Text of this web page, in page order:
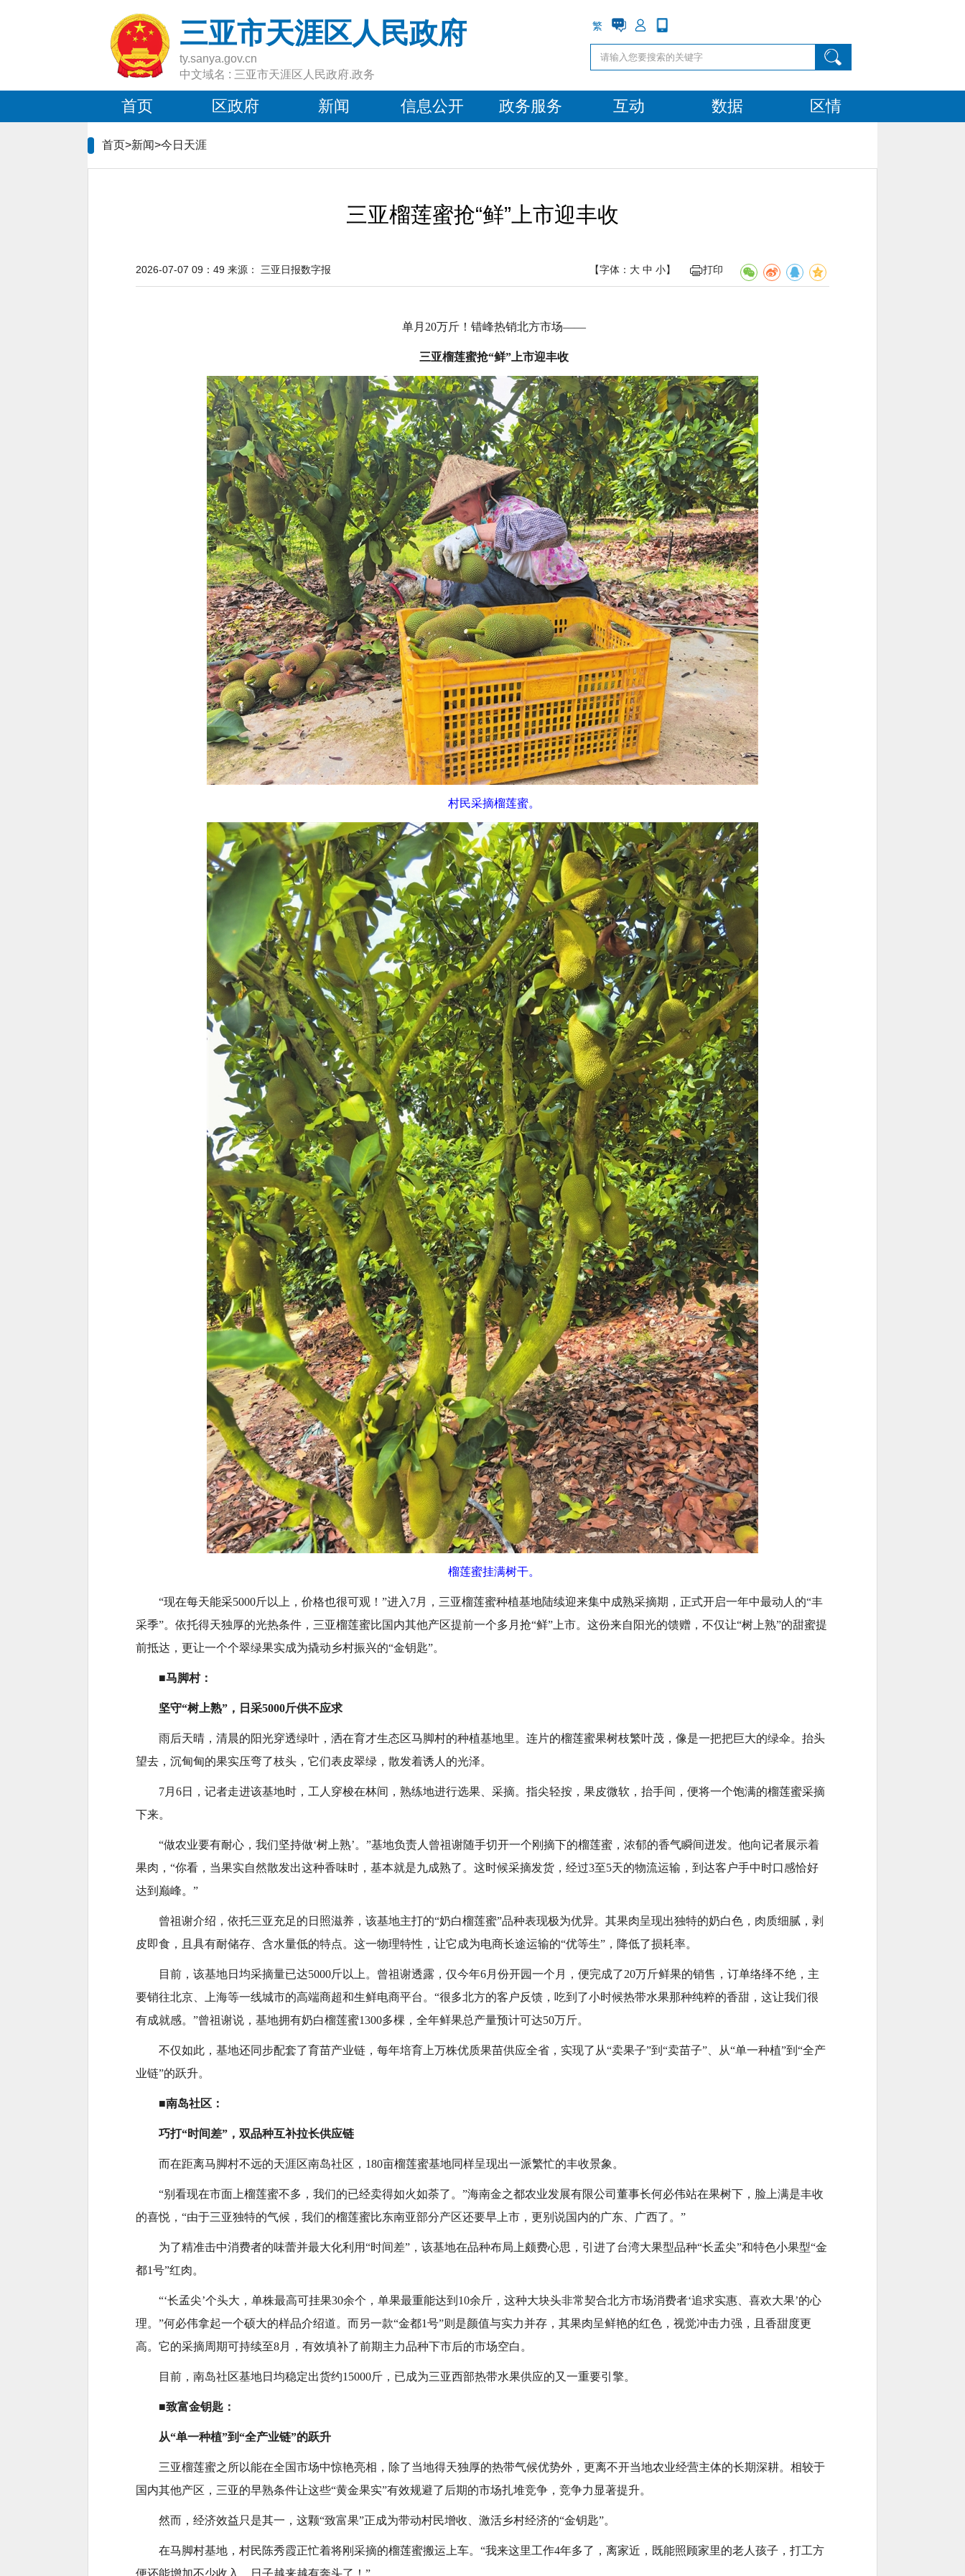
三亚市天涯区人民政府
ty.sanya.gov.cn
中文域名 : 三亚市天涯区人民政府.政务
繁
首页 区政府 新闻 信息公开 政务服务 互动 数据 区情
首页>新闻>今日天涯
三亚榴莲蜜抢“鲜”上市迎丰收
【字体： 大 中 小】 打印
2026-07-07 09：49 来源： 三亚日报数字报
单月20万斤！错峰热销北方市场——
三亚榴莲蜜抢“鲜”上市迎丰收
村民采摘榴莲蜜。
榴莲蜜挂满树干。
“现在每天能采5000斤以上，价格也很可观！”进入7月，三亚榴莲蜜种植基地陆续迎来集中成熟采摘期，正式开启一年中最动人的“丰
采季”。依托得天独厚的光热条件，三亚榴莲蜜比国内其他产区提前一个多月抢“鲜”上市。这份来自阳光的馈赠，不仅让“树上熟”的甜蜜提
前抵达，更让一个个翠绿果实成为撬动乡村振兴的“金钥匙”。
■马脚村：
坚守“树上熟”，日采5000斤供不应求
雨后天晴，清晨的阳光穿透绿叶，洒在育才生态区马脚村的种植基地里。连片的榴莲蜜果树枝繁叶茂，像是一把把巨大的绿伞。抬头
望去，沉甸甸的果实压弯了枝头，它们表皮翠绿，散发着诱人的光泽。
7月6日，记者走进该基地时，工人穿梭在林间，熟练地进行选果、采摘。指尖轻按，果皮微软，抬手间，便将一个饱满的榴莲蜜采摘
下来。
“做农业要有耐心，我们坚持做‘树上熟’。”基地负责人曾祖谢随手切开一个刚摘下的榴莲蜜，浓郁的香气瞬间迸发。他向记者展示着
果肉，“你看，当果实自然散发出这种香味时，基本就是九成熟了。这时候采摘发货，经过3至5天的物流运输，到达客户手中时口感恰好
达到巅峰。”
曾祖谢介绍，依托三亚充足的日照滋养，该基地主打的“奶白榴莲蜜”品种表现极为优异。其果肉呈现出独特的奶白色，肉质细腻，剥
皮即食，且具有耐储存、含水量低的特点。这一物理特性，让它成为电商长途运输的“优等生”，降低了损耗率。
目前，该基地日均采摘量已达5000斤以上。曾祖谢透露，仅今年6月份开园一个月，便完成了20万斤鲜果的销售，订单络绎不绝，主
要销往北京、上海等一线城市的高端商超和生鲜电商平台。“很多北方的客户反馈，吃到了小时候热带水果那种纯粹的香甜，这让我们很
有成就感。”曾祖谢说，基地拥有奶白榴莲蜜1300多棵，全年鲜果总产量预计可达50万斤。
不仅如此，基地还同步配套了育苗产业链，每年培育上万株优质果苗供应全省，实现了从“卖果子”到“卖苗子”、从“单一种植”到“全产
业链”的跃升。
■南岛社区：
巧打“时间差”，双品种互补拉长供应链
而在距离马脚村不远的天涯区南岛社区，180亩榴莲蜜基地同样呈现出一派繁忙的丰收景象。
“别看现在市面上榴莲蜜不多，我们的已经卖得如火如荼了。”海南金之都农业发展有限公司董事长何必伟站在果树下，脸上满是丰收
的喜悦，“由于三亚独特的气候，我们的榴莲蜜比东南亚部分产区还要早上市，更别说国内的广东、广西了。”
为了精准击中消费者的味蕾并最大化利用“时间差”，该基地在品种布局上颇费心思，引进了台湾大果型品种“长孟尖”和特色小果型“金
都1号”红肉。
“‘长孟尖’个头大，单株最高可挂果30余个，单果最重能达到10余斤，这种大块头非常契合北方市场消费者‘追求实惠、喜欢大果’的心
理。”何必伟拿起一个硕大的样品介绍道。而另一款“金都1号”则是颜值与实力并存，其果肉呈鲜艳的红色，视觉冲击力强，且香甜度更
高。它的采摘周期可持续至8月，有效填补了前期主力品种下市后的市场空白。
目前，南岛社区基地日均稳定出货约15000斤，已成为三亚西部热带水果供应的又一重要引擎。
■致富金钥匙：
从“单一种植”到“全产业链”的跃升
三亚榴莲蜜之所以能在全国市场中惊艳亮相，除了当地得天独厚的热带气候优势外，更离不开当地农业经营主体的长期深耕。相较于
国内其他产区，三亚的早熟条件让这些“黄金果实”有效规避了后期的市场扎堆竞争，竞争力显著提升。
然而，经济效益只是其一，这颗“致富果”正成为带动村民增收、激活乡村经济的“金钥匙”。
在马脚村基地，村民陈秀霞正忙着将刚采摘的榴莲蜜搬运上车。“我来这里工作4年多了，离家近，既能照顾家里的老人孩子，打工方
便还能增加不少收入，日子越来越有奔头了！”